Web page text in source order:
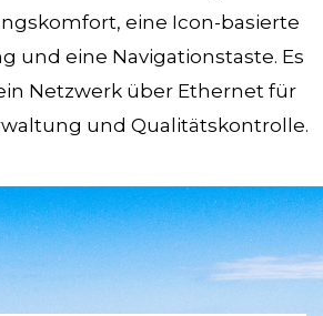
eine Icon-basierte
und eine Navigationstaste. Es
Netzwerk über Ethernet für
und Qualitätskontrolle.